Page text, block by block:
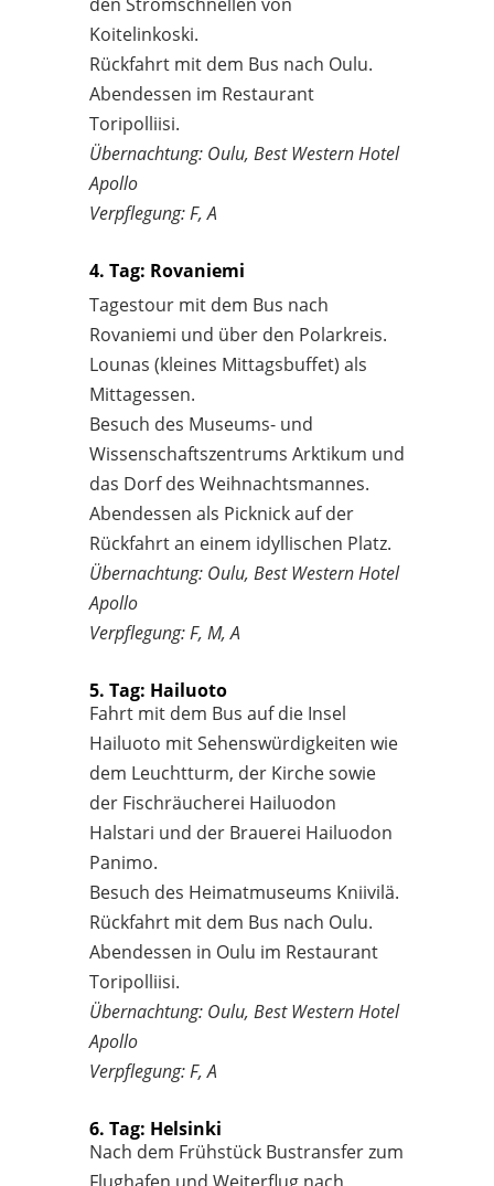
Koitelinkoski.
Rückfahrt mit dem Bus nach Oulu.
Abendessen im Restaurant
Toripolliisi.
Übernachtung: Oulu, Best Western Hotel
Apollo
Verpflegung: F, A
4. Tag: Rovaniemi
Tagestour mit dem Bus nach
Rovaniemi und über den Polarkreis.
Lounas (kleines Mittagsbuffet) als
Mittagessen.
Besuch des Museums- und
Wissenschaftszentrums Arktikum und
das Dorf des Weihnachtsmannes.
Abendessen als Picknick auf der
Rückfahrt an einem idyllischen Platz.
Übernachtung: Oulu, Best Western Hotel
Apollo
Verpflegung: F, M, A
5. Tag: Hailuoto
Fahrt mit dem Bus auf die Insel
Hailuoto mit Sehenswürdigkeiten wie
dem Leuchtturm, der Kirche sowie
der Fischräucherei Hailuodon
Halstari und der Brauerei Hailuodon
Panimo.
Besuch des Heimatmuseums Kniivilä.
Rückfahrt mit dem Bus nach Oulu.
Abendessen in Oulu im Restaurant
Toripolliisi.
Übernachtung: Oulu, Best Western Hotel
Apollo
Verpflegung: F, A
6. Tag: Helsinki
Nach dem Frühstück Bustransfer zum